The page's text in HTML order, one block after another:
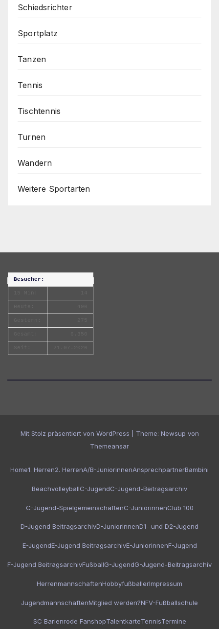
Schiedsrichter
Sportplatz
Tanzen
Tennis
Tischtennis
Turnen
Wandern
Weitere Sportarten
Besucher:
Mit Stolz präsentiert von WordPress Theme: Newsup von
Themeansar
Home1. Herren2. HerrenA/B-JuniorinnenAnsprechpartnerBambini
BeachvolleyballC-JugendC-Jugend-Beitragsarchiv
C-Jugend-SpielgemeinschaftenC-JuniorinnenClub 100
D-Jugend BeitragsarchivD-JuniorinnenD1- und D2-Jugend
E-JugendE-Jugend BeitragsarchivE-JuniorinnenF-Jugend
F-Jugend BeitragsarchivFußballG-JugendG-Jugend-Beitragsarchiv
HerrenmannschaftenHobbyfußballerImpressum
JugendmannschaftenMitglied werden?NFV-Fußballschule
SC Barienrode FanshopTalentkarteTennisTermine